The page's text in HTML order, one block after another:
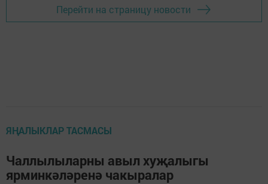
Перейти на страницу новости
ЯҢАЛЫКЛАР ТАСМАСЫ
Чаллылыларны авыл хуҗалыгы
ярминкәләренә чакыралар